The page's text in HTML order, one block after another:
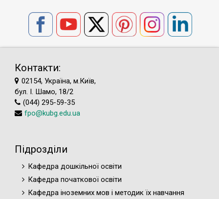
Контакти:
02154, Україна, м.Київ,
бул. І. Шамо, 18/2
(044) 295-59-35
fpo@kubg.edu.ua
Підрозділи
Кафедра дошкільної освіти
Кафедра початкової освіти
Кафедра іноземних мов і методик їх навчання